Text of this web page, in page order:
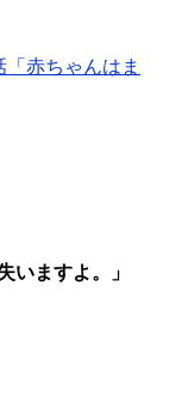
赤ちゃんはま
いますよ。」